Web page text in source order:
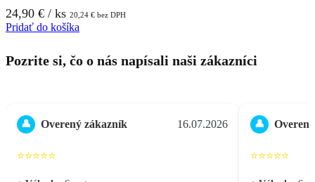
24,90 € / ks 20,24 € bez DPH
Pridať do košíka
Pozrite si, čo o nás napísali naši zákazníci
👤 Overený zákazník 16.07.2026
⭐⭐⭐⭐⭐
👤
⭐⭐⭐⭐⭐